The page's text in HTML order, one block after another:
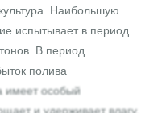
Наибольшую
испытывает в период
В период
полива
имеет особый